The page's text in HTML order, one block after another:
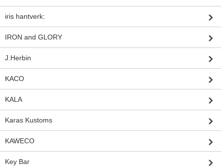
iris hantverk:
IRON and GLORY
J.Herbin
KACO
KALA
Karas Kustoms
KAWECO
Key Bar